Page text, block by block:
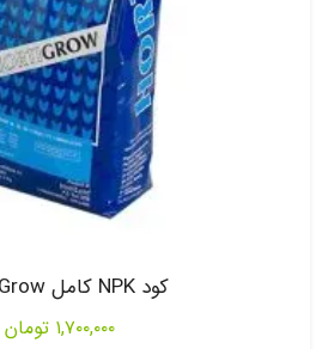
کود NPK کامل HortiGrow
۱,۷۰۰,۰۰۰ تومان